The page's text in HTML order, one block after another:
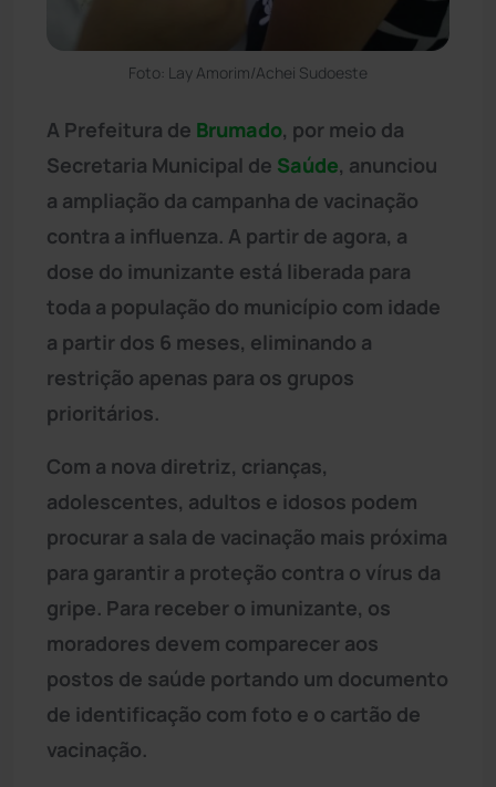
Foto: Lay Amorim/Achei Sudoeste
A Prefeitura de Brumado, por meio da
Secretaria Municipal de Saúde, anunciou
a ampliação da campanha de vacinação
contra a influenza. A partir de agora, a
dose do imunizante está liberada para
toda a população do município com idade
a partir dos 6 meses, eliminando a
restrição apenas para os grupos
prioritários.
Com a nova diretriz, crianças,
adolescentes, adultos e idosos podem
procurar a sala de vacinação mais próxima
para garantir a proteção contra o vírus da
gripe. Para receber o imunizante, os
moradores devem comparecer aos
postos de saúde portando um documento
de identificação com foto e o cartão de
vacinação.